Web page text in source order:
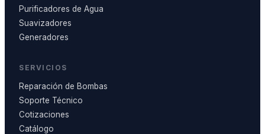
Purificadores de Agua
Suavizadores
Generadores
SERVICIOS
Reparación de Bombas
Soporte Técnico
Cotizaciones
Catálogo